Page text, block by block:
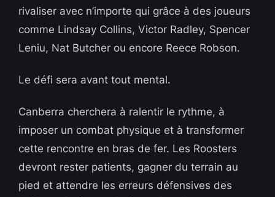
rivaliser avec n’importe qui grâce à des joueurs
comme Lindsay Collins, Victor Radley, Spencer
Leniu, Nat Butcher ou encore Reece Robson.
Le défi sera avant tout mental.
Canberra cherchera à ralentir le rythme, à
imposer un combat physique et à transformer
cette rencontre en bras de fer. Les Roosters
devront rester patients, gagner du terrain au
pied et attendre les erreurs défensives des